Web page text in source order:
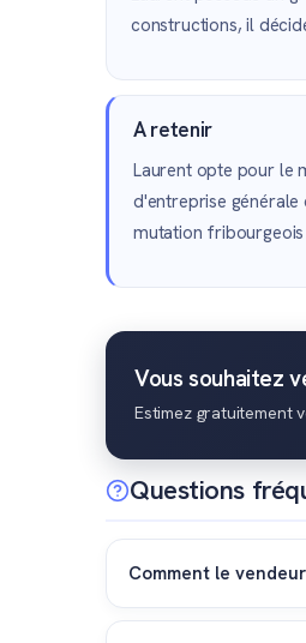
constructions, il
A retenir
Laurent opte pour le
d'entreprise générale
mutation
Vous souhaitez
Estimez gratuitement
Questions
Comment le
Le paiement